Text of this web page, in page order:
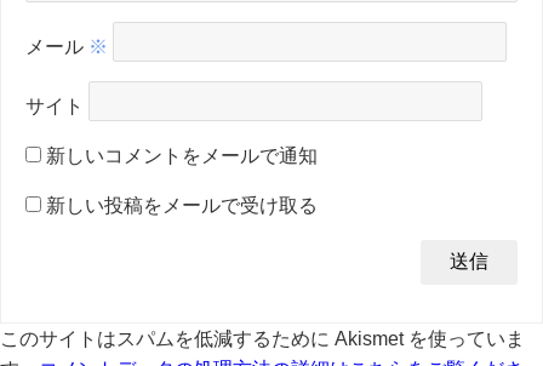
メール ※
サイト
新しいコメントをメールで通知
新しい投稿をメールで受け取る
このサイトはスパムを低減するために Akismet を使っていま